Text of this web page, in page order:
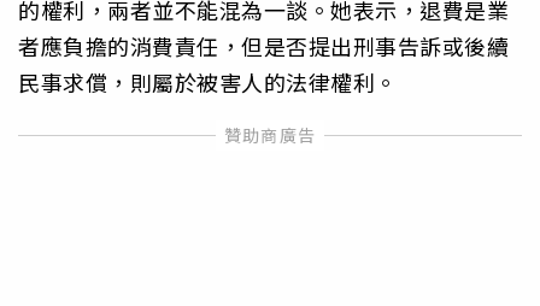
的權利，兩者並不能混為一談。她表示，退費是業
者應負擔的消費責任，但是否提出刑事告訴或後續
民事求償，則屬於被害人的法律權利。